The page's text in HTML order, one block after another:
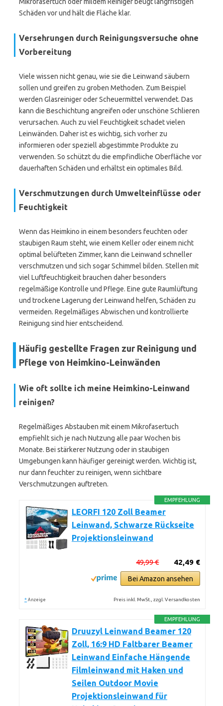
Schäden vor und hält die Fläche klar.
Versehrungen durch Reinigungsversuche ohne
Vorbereitung
Viele wissen nicht genau, wie sie die Leinwand säubern
sollen und greifen zu groben Methoden. Zum Beispiel
werden Glasreiniger oder Scheuermittel verwendet. Das
kann die Beschichtung angreifen oder unschöne Schlieren
verursachen. Auch zu viel Feuchtigkeit schadet vielen
Leinwänden. Daher ist es wichtig, sich vorher zu
informieren oder speziell abgestimmte Produkte zu
verwenden. So schützt du die empfindliche Oberfläche vor
dauerhaften Schäden und erhältst ein optimales Bild.
Verschmutzungen durch Umwelteinflüsse oder
Feuchtigkeit
Wenn das Heimkino in einem besonders feuchten oder
staubigen Raum steht, wie einem Keller oder einem nicht
optimal belüfteten Zimmer, kann die Leinwand schneller
verschmutzen und sich sogar Schimmel bilden. Stellen mit
viel Luftfeuchtigkeit brauchen daher besonders
regelmäßige Kontrolle und Pflege. Eine gute Raumlüftung
und trockene Lagerung der Leinwand helfen, Schäden zu
vermeiden. Regelmäßiges Abwischen und kontrollierte
Reinigung sind hier entscheidend.
Häufig gestellte Fragen zur Reinigung und
Pflege von Heimkino-Leinwänden
Wie oft sollte ich meine Heimkino-Leinwand
reinigen?
Regelmäßiges Abstauben mit einem Mikrofasertuch
empfiehlt sich je nach Nutzung alle paar Wochen bis
Monate. Bei stärkerer Nutzung oder in staubigen
Umgebungen kann häufiger gereinigt werden. Wichtig ist,
nur dann feuchter zu reinigen, wenn sichtbare
Verschmutzungen auftreten.
EMPFEHLUNG
LEORFI 120 Zoll Beamer
Leinwand, Schwarze Rückseite
Projektionsleinwand
42,49 €
49,99 €
Bei Amazon ansehen
* Anzeige Preis inkl. MwSt., zzgl. Versandkosten
EMPFEHLUNG
Druuzyl Leinwand Beamer 120
Zoll, 16:9 HD Faltbarer Beamer
Leinwand Einfache Hängende
Filmleinwand mit Haken und
Seilen Outdoor Movie
Projektionsleinwand für